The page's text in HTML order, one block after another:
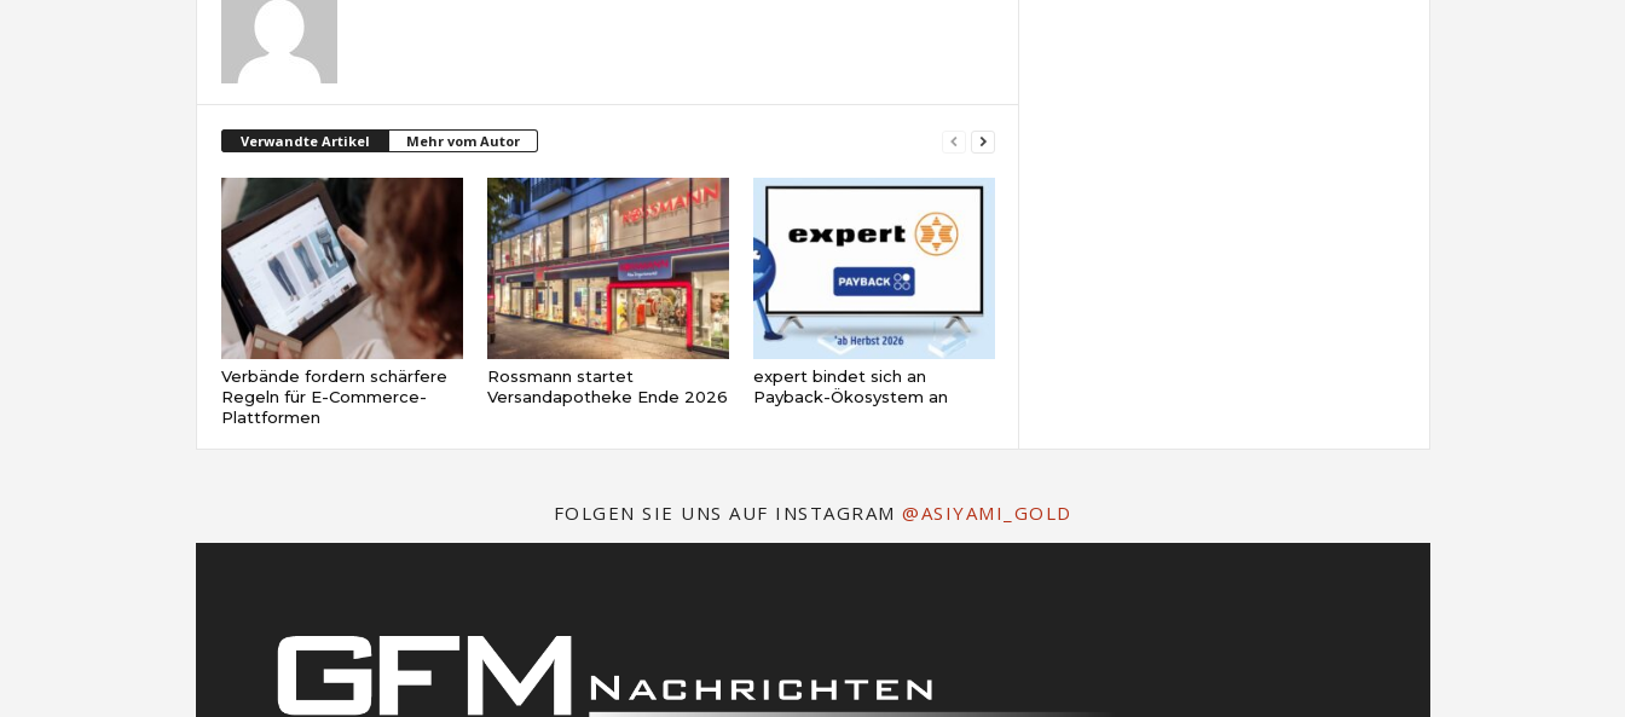
Verwandte Artikel Mehr vom Autor
Verbände fordern schärfere
Regeln für E-Commerce-
Plattformen
Rossmann startet
Versandapotheke Ende 2026
expert bindet sich an
Payback-Ökosystem an
FOLGEN SIE UNS AUF INSTAGRAM @ASIYAMI_GOLD